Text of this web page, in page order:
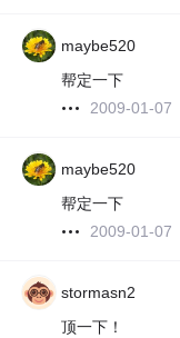
maybe520
帮定一下
2009-01-07
maybe520
帮定一下
2009-01-07
stormasn2
顶一下！